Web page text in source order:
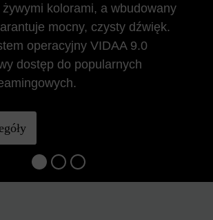
kolorami, a wbudowany
mocny, czysty dźwięk.
operacyjny VIDAA 9.0
dostęp do popularnych